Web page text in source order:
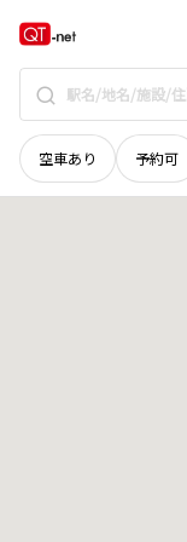
空車あり 予約可
長野県